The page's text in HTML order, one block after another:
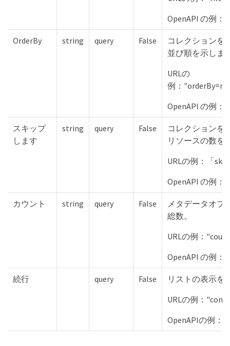
OpenAPI の例：
OrderBy string query False
コレクションを
並び順を示しま
URLの
例：
OpenAPI の例：
スキップ
します
string query False
コレクションを
リソースの数を
URLの例：「
OpenAPI の例：
カウント string query False
メタデータオブ
総数。
URLの例：
OpenAPI の例：
続行 query False
リストの表示を
URLの例：
OpenAPIの例："